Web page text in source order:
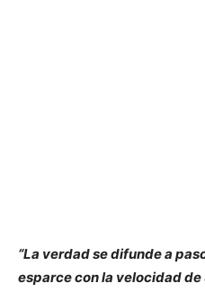
“La verdad se difunde a
esparce con la velocidad de